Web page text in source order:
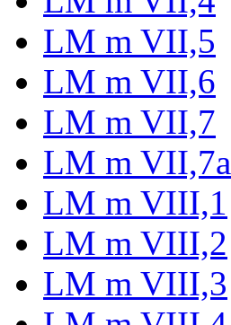
LM m VII,5
LM m VII,6
LM m VII,7
LM m VII,7a
LM m VIII,1
LM m VIII,2
LM m VIII,3